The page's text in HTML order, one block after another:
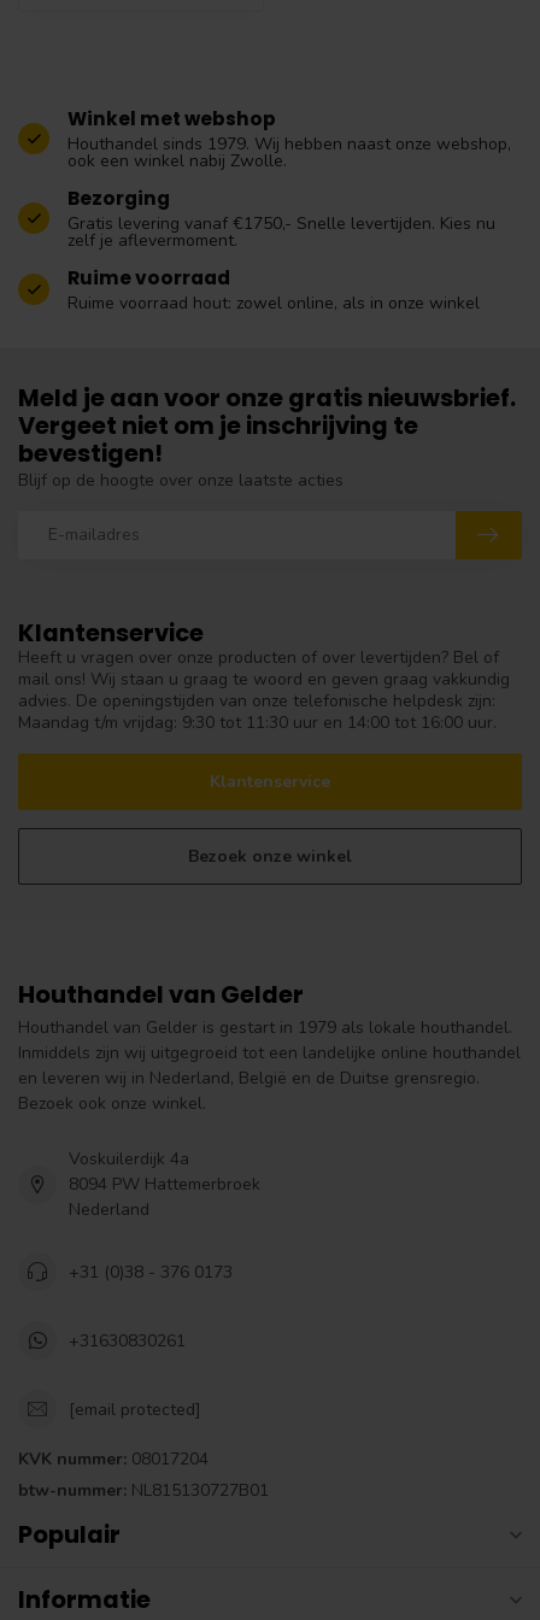
Winkel met webshop
Houthandel sinds 1979. Wij hebben naast onze webshop,
ook een winkel nabij Zwolle.
Bezorging
Gratis levering vanaf €1750,- Snelle levertijden. Kies nu
zelf je aflevermoment.
Ruime voorraad
Ruime voorraad hout: zowel online, als in onze winkel
Klantenservice
Heeft u vragen over onze producten of over levertijden? Bel of
mail ons! Wij staan u graag te woord en geven graag vakkundig
advies. De openingstijden van onze telefonische helpdesk zijn:
Maandag t/m vrijdag: 9:30 tot 11:30 uur en 14:00 tot 16:00 uur.
Klantenservice
Bezoek onze winkel
Meld je aan voor onze gratis nieuwsbrief.
Vergeet niet om je inschrijving te
bevestigen!
Blijf op de hoogte over onze laatste acties
Houthandel van Gelder
Houthandel van Gelder is gestart in 1979 als lokale houthandel.
Inmiddels zijn wij uitgegroeid tot een landelijke online houthandel
en leveren wij in Nederland, België en de Duitse grensregio.
Bezoek ook onze winkel.
Voskuilerdijk 4a
8094 PW Hattemerbroek
Nederland
+31 (0)38 - 376 0173
+31630830261
[email protected]
KVK nummer: 08017204
btw-nummer: NL815130727B01
Populair
Informatie